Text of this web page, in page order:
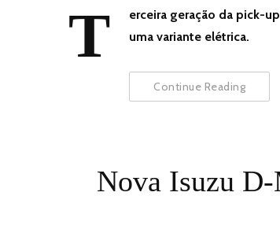
T
erceira geração da pick-
uma variante elétrica.
Continue Reading
Nova Isuzu